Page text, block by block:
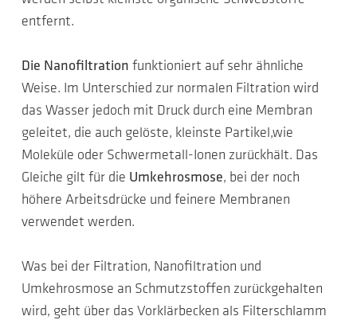
entfernt.
Die Nanofiltration funktioniert auf sehr ähnliche
Weise. Im Unterschied zur normalen Filtration wird
das Wasser jedoch mit Druck durch eine Membran
geleitet, die auch gelöste, kleinste Partikel,wie
Moleküle oder Schwermetall-Ionen zurückhält. Das
Gleiche gilt für die Umkehrosmose, bei der noch
höhere Arbeitsdrücke und feinere Membranen
verwendet werden.
Was bei der Filtration, Nanofiltration und
Umkehrosmose an Schmutzstoffen zurückgehalten
wird, geht über das Vorklärbecken als Filterschlamm